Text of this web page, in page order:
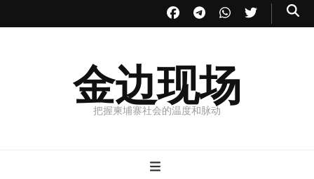
金边现场
把握柬埔寨社会的温度和脉动